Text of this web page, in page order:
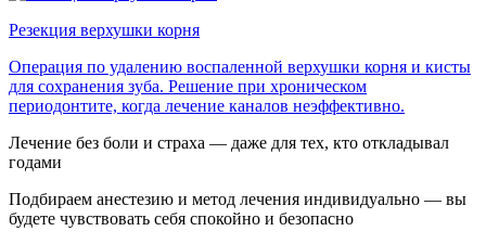
Резекция верхушки корня
Операция по удалению воспаленной верхушки корня и кисты
для сохранения зуба. Решение при хроническом
периодонтите, когда лечение каналов неэффективно.
Лечение без боли и страха — даже для тех, кто откладывал
годами
Подбираем анестезию и метод лечения индивидуально — вы
будете чувствовать себя спокойно и безопасно